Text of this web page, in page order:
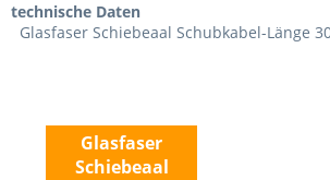
technische Daten
Glasfaser Schiebeaal Schubkabel-Länge
Glasfaser
Schiebeaal